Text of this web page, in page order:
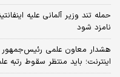
حمله تند وزیر آلمانی علیه
نامزد شود
هشدار معاون علمی
اینترنت؛ باید منتظر سقوط رتبه